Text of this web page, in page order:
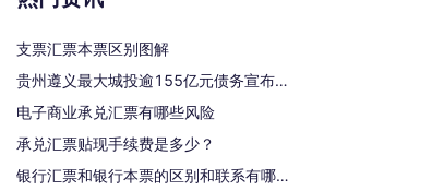
支票汇票本票区别图解
贵州遵义最大城投逾155亿元债务宣布重组
电子商业承兑汇票有哪些风险
承兑汇票贴现手续费是多少？
银行汇票和银行本票的区别和联系有哪些（一文读懂支票、本票和汇票的区别）